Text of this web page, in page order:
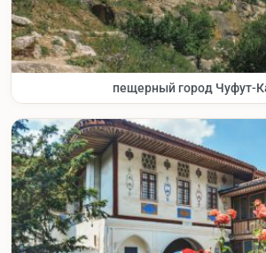
пещерный город Чуфут-